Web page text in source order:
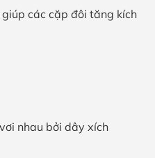
các cặp đôi tăng kích
nhau bởi dây xích